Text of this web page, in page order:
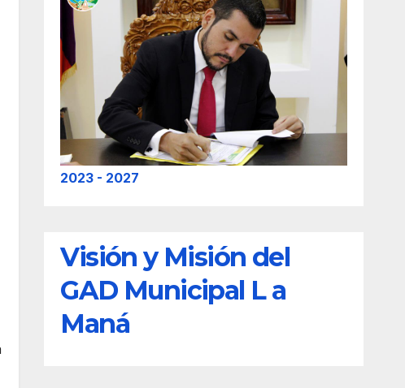
2023 - 2027
Visión y Misión del
GAD Municipal L a
Maná